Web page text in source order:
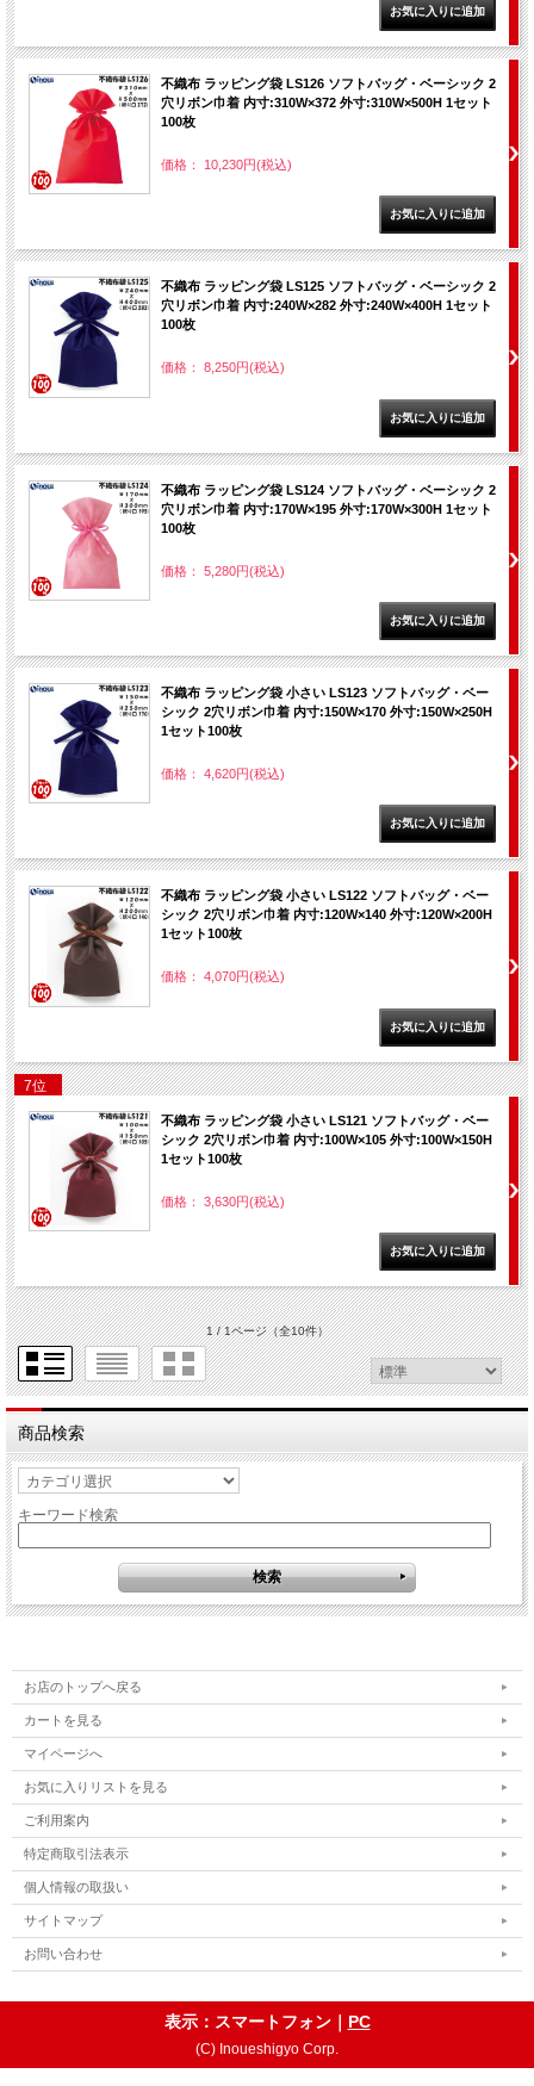
不織布 ラッピング袋 LS126 ソフトバッグ・ベーシック 2
穴リボン巾着 内寸:310W×372 外寸:310W×500H 1セット
100枚
価格： 10,230円(税込)
不織布 ラッピング袋 LS125 ソフトバッグ・ベーシック 2
穴リボン巾着 内寸:240W×282 外寸:240W×400H 1セット
100枚
価格： 8,250円(税込)
不織布 ラッピング袋 LS124 ソフトバッグ・ベーシック 2
穴リボン巾着 内寸:170W×195 外寸:170W×300H 1セット
100枚
価格： 5,280円(税込)
不織布 ラッピング袋 小さい LS123 ソフトバッグ・ベー
シック 2穴リボン巾着 内寸:150W×170 外寸:150W×250H
1セット100枚
価格： 4,620円(税込)
不織布 ラッピング袋 小さい LS122 ソフトバッグ・ベー
シック 2穴リボン巾着 内寸:120W×140 外寸:120W×200H
1セット100枚
価格： 4,070円(税込)
7位
不織布 ラッピング袋 小さい LS121 ソフトバッグ・ベー
シック 2穴リボン巾着 内寸:100W×105 外寸:100W×150H
1セット100枚
価格： 3,630円(税込)
1 / 1ページ（全10件）
商品検索
キーワード検索
お店のトップへ戻る
カートを見る
マイページへ
お気に入りリストを見る
ご利用案内
特定商取引法表示
個人情報の取扱い
サイトマップ
お問い合わせ
表示：スマートフォン｜ PC
(C) Inoueshigyo Corp.